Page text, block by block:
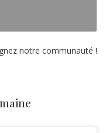
notre communauté !